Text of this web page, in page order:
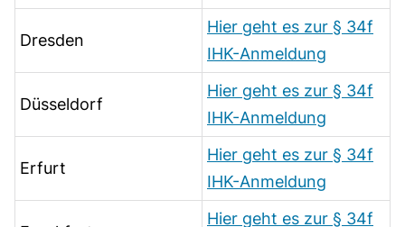
Dresden
Hier geht es zur § 34f
IHK-Anmeldung
Düsseldorf
Hier geht es zur § 34f
IHK-Anmeldung
Erfurt
Hier geht es zur § 34f
IHK-Anmeldung
Hier geht es zur § 34f